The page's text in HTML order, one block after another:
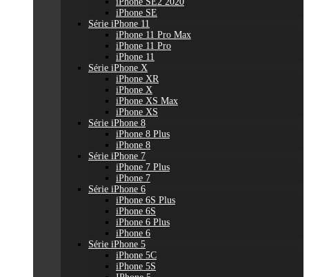
iPhone SE
Série iPhone 11
iPhone 11 Pro Max
iPhone 11 Pro
iPhone 11
Série iPhone X
iPhone XR
iPhone X
iPhone XS Max
iPhone XS
Série iPhone 8
iPhone 8 Plus
iPhone 8
Série iPhone 7
iPhone 7 Plus
iPhone 7
Série iPhone 6
iPhone 6S Plus
iPhone 6S
iPhone 6 Plus
iPhone 6
Série iPhone 5
iPhone 5C
iPhone 5S